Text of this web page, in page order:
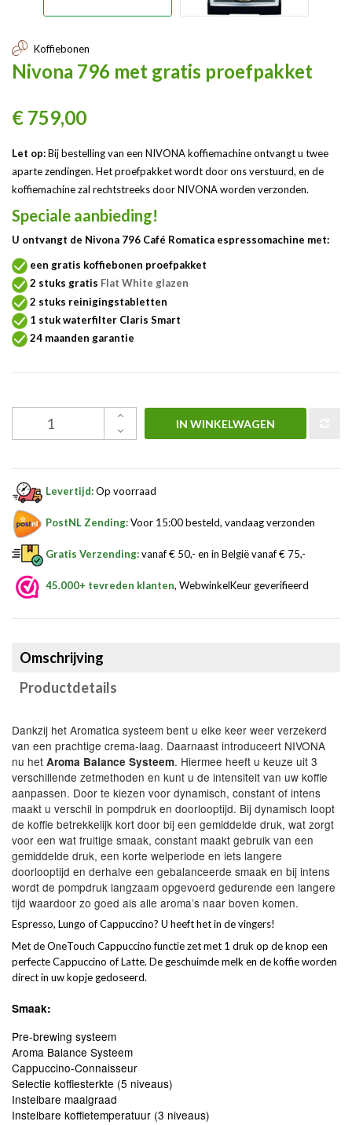
Koffiebonen
Nivona 796 met gratis proefpakket
€ 759,00
Let op:Bij bestelling van een NIVONA koffiemachine ontvangt u twee
aparte zendingen. Het proefpakket wordt door ons verstuurd, en de
koffiemachine zal rechtstreeks door NIVONA worden verzonden.
Speciale aanbieding!
U ontvangt de Nivona 796 Café Romatica espressomachine met:
een gratis koffiebonen proefpakket
2 stuks gratis Flat White glazen
2 stuks reinigingstabletten
1 stuk waterfilter Claris Smart
24 maanden garantie
IN WINKELWAGEN
Levertijd:Op voorraad
PostNL Zending:Voor 15:00 besteld, vandaag verzonden
Gratis Verzending:vanaf € 50,- en in België vanaf € 75,-
45.000+ tevreden klanten, WebwinkelKeur geverifieerd
Omschrijving
Productdetails
Dankzij het Aromatica systeem bent u elke keer weer verzekerd
van een prachtige crema-laag. Daarnaast introduceert NIVONA
nu het Aroma Balance Systeem. Hiermee heeft u keuze uit 3
verschillende zetmethoden en kunt u de intensiteit van uw koffie
aanpassen. Door te kiezen voor dynamisch, constant of intens
maakt u verschil in pompdruk en doorlooptijd. Bij dynamisch loopt
de koffie betrekkelijk kort door bij een gemiddelde druk, wat zorgt
voor een wat fruitige smaak, constant maakt gebruik van een
gemiddelde druk, een korte welperiode en iets langere
doorlooptijd en derhalve een gebalanceerde smaak en bij intens
wordt de pompdruk langzaam opgevoerd gedurende een langere
tijd waardoor zo goed als alle aroma’s naar boven komen.
Espresso, Lungo of Cappuccino? U heeft het in de vingers!
Met de OneTouch Cappuccino functie zet met 1 druk op de knop een
perfecte Cappuccino of Latte. De geschuimde melk en de koffie worden
direct in uw kopje gedoseerd.
Smaak:
Pre-brewing systeem
Aroma Balance Systeem
Cappuccino-Connaisseur
Selectie koffiesterkte (5 niveaus)
Instelbare maalgraad
Instelbare koffietemperatuur (3 niveaus)